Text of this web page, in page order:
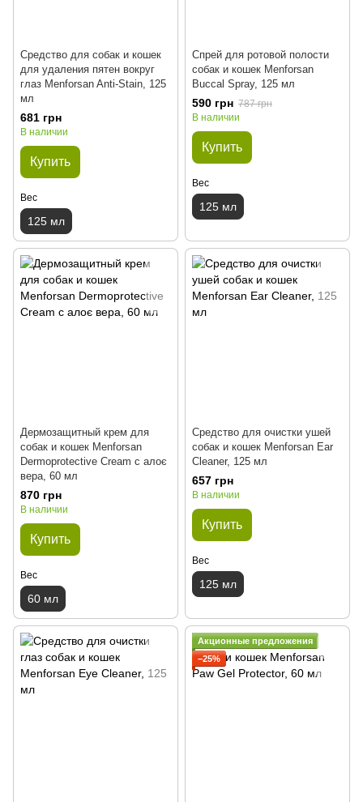
Средство для собак и кошек
для удаления пятен вокруг
глаз Menforsan Anti-Stain, 125
мл
681 грн
В наличии
Купить
Вес
125 мл
Спрей для ротовой полости
собак и кошек Menforsan
Buccal Spray, 125 мл
590 грн 787 грн
В наличии
Купить
Вес
125 мл
Дермозащитный крем для
собак и кошек Menforsan
Dermoprotective Cream с алоє
вера, 60 мл
870 грн
В наличии
Купить
Вес
60 мл
Средство для очистки ушей
собак и кошек Menforsan Ear
Cleaner, 125 мл
657 грн
В наличии
Купить
Вес
125 мл
Акционные предложения
−25%